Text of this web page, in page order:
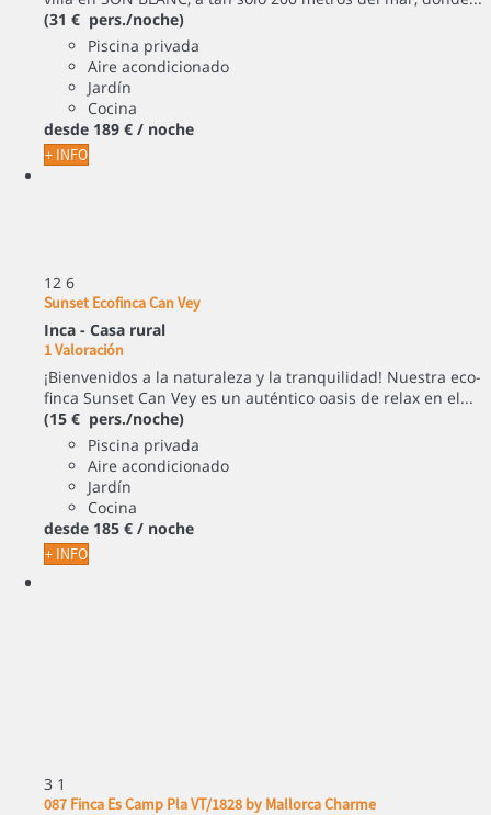
(31 € pers./noche)
Piscina privada
Aire acondicionado
Jardín
Cocina
desde 189 € / noche
+ INFO
12 6
Sunset Ecofinca Can Vey
Inca - Casa rural
1 Valoración
¡Bienvenidos a la naturaleza y la tranquilidad! Nuestra eco-
finca Sunset Can Vey es un auténtico oasis de relax en el...
(15 € pers./noche)
Piscina privada
Aire acondicionado
Jardín
Cocina
desde 185 € / noche
+ INFO
3 1
087 Finca Es Camp Pla VT/1828 by Mallorca Charme